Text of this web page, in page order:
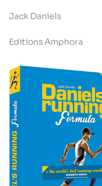
Jack Daniels
Editions Amphora